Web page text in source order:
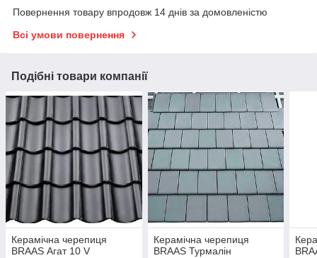
Повернення товару впродовж 14 днів за домовленістю
Всі умови повернення
Подібні товари компанії
Керамічна черепиця
BRAAS Агат 10 V
Керамічна черепиця
BRAAS Турмалін